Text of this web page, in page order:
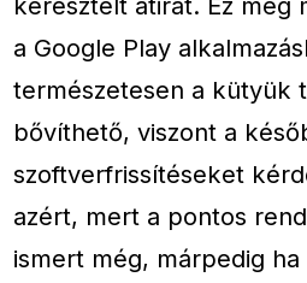
a Google Play
természetesen a kütyük
bővíthető, viszont a
szoftverfrissítéseket
azért, mert a pontos
ismert még, márpedig